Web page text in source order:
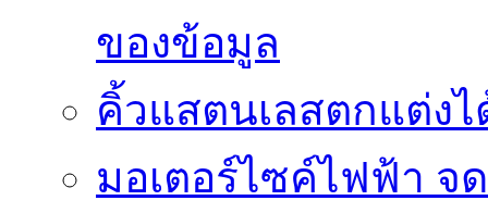
ของข้อมูล
คิ้วแสตนเลสตกแต่ง
มอเตอร์ไซค์ไฟฟ้า จ